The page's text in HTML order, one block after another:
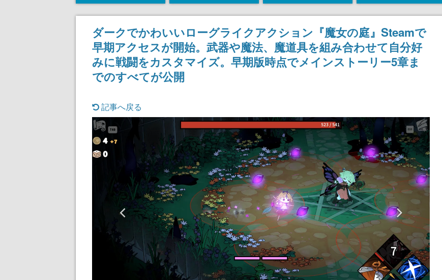
『小早川さんはソウルラ
イク』無料公開。返事に
失敗すると「YOU
DIED」
のウィッシュリストをも
とにチェコ語に対応し
SNSで話題に。『キング
ダム・カム』開発元やチ
ェコのプロ野球選手から
称賛の声
トリカル グッズコレクシ
ョン」が8月下旬より発
売
（CV：竹内順子）が主人
公のオリジナルアニメ
ダークでかわいいローグライクアクション『魔女の庭』Steamで
早期アクセスが開始。武器や魔法、魔道具を組み合わせて自分好
みに戦闘をカスタマイズ。早期版時点でメインストーリー5章ま
でのすべてが公開
記事へ戻る